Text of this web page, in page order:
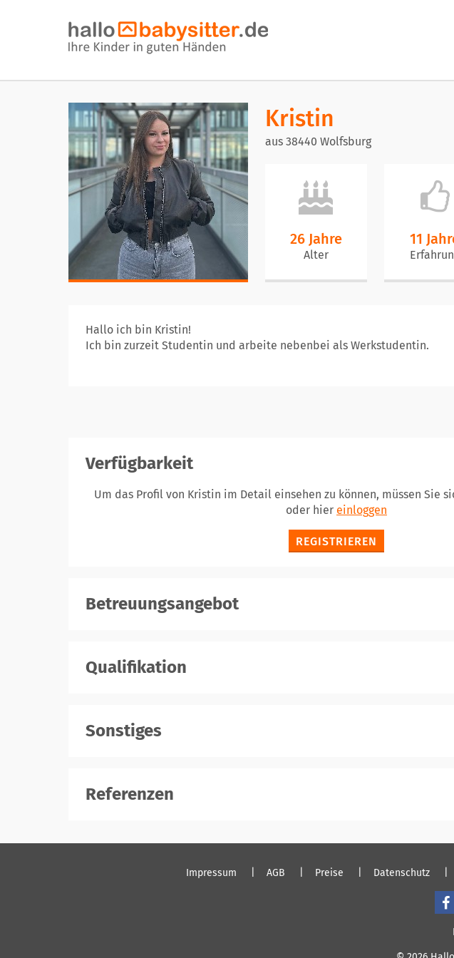
Kristin
aus 38440 Wolfsburg
26 Jahre
Alter
11
Hallo ich bin Kristin!
Ich bin zurzeit Studentin und arbeite nebenbei als Werkstudentin.
Verfügbarkeit
Um das Profil von Kristin im Detail einsehen zu können, müssen Sie
oder hier einloggen
REGISTRIEREN
Betreuungsangebot
Qualifikation
Sonstiges
Referenzen
einloggen
Impressum AGB Preise Datenschutz